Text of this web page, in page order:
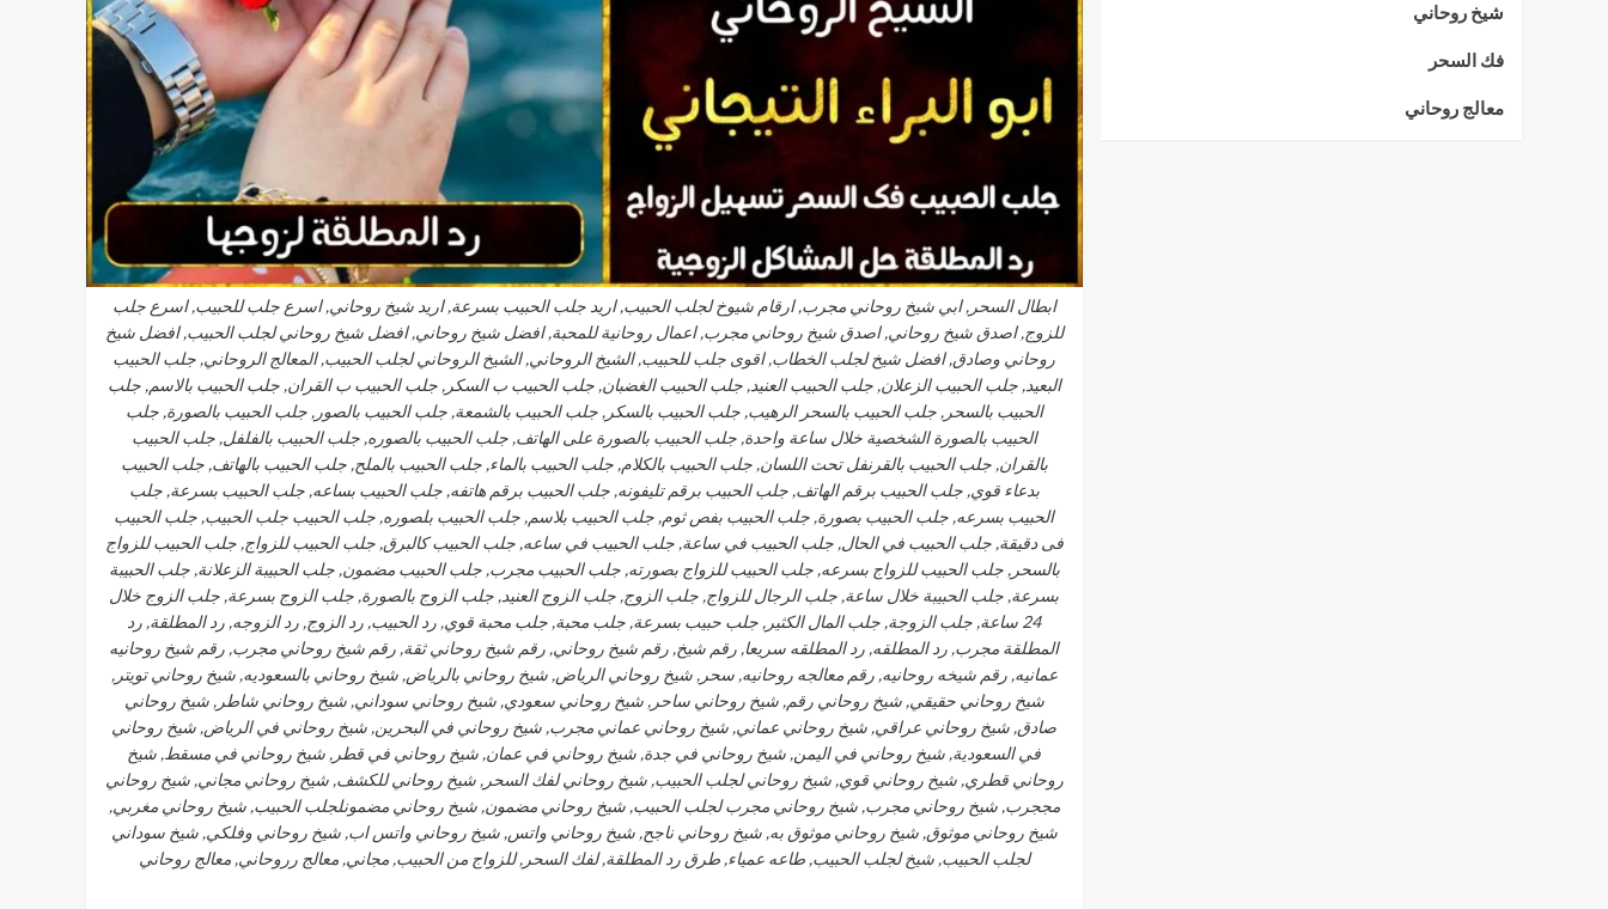
ابطال السحر, ابي شيخ روحاني مجرب, ارقام شيوخ لجلب الحبيب, اريد جلب الحبيب بسرعة, اريد شيخ روحاني, اسرع جلب للحبيب, اسرع جلب
للزوج, اصدق شيخ روحاني, اصدق شيخ روحاني مجرب, اعمال روحانية للمحبة, افضل شيخ روحاني, افضل شيخ روحاني لجلب الحبيب, افضل شيخ
روحاني وصادق, افضل شيخ لجلب الخطاب, اقوى جلب للحبيب, الشيخ الروحاني, الشيخ الروحاني لجلب الحبيب, المعالج الروحاني, جلب الحبيب
البعيد, جلب الحبيب الزعلان, جلب الحبيب العنيد, جلب الحبيب الغضبان, جلب الحبيب ب السكر, جلب الحبيب ب القران, جلب الحبيب بالاسم, جلب
الحبيب بالسحر, جلب الحبيب بالسحر الرهيب, جلب الحبيب بالسكر, جلب الحبيب بالشمعة, جلب الحبيب بالصور, جلب الحبيب بالصورة, جلب
الحبيب بالصورة الشخصية خلال ساعة واحدة, جلب الحبيب بالصورة على الهاتف, جلب الحبيب بالصوره, جلب الحبيب بالفلفل, جلب الحبيب
بالقران, جلب الحبيب بالقرنفل تحت اللسان, جلب الحبيب بالكلام, جلب الحبيب بالماء, جلب الحبيب بالملح, جلب الحبيب بالهاتف, جلب الحبيب
بدعاء قوي, جلب الحبيب برقم الهاتف, جلب الحبيب برقم تليفونه, جلب الحبيب برقم هاتفه, جلب الحبيب بساعه, جلب الحبيب بسرعة, جلب
الحبيب بسرعه, جلب الحبيب بصورة, جلب الحبيب بفص ثوم, جلب الحبيب بلاسم, جلب الحبيب بلصوره, جلب الحبيب جلب الحبيب, جلب الحبيب
فى دقيقة, جلب الحبيب في الحال, جلب الحبيب في ساعة, جلب الحبيب في ساعه, جلب الحبيب كالبرق, جلب الحبيب للزواج, جلب الحبيب للزواج
بالسحر, جلب الحبيب للزواج بسرعه, جلب الحبيب للزواج بصورته, جلب الحبيب مجرب, جلب الحبيب مضمون, جلب الحبيبة الزعلانة, جلب الحبيبة
بسرعة, جلب الحبيبة خلال ساعة, جلب الرجال للزواج, جلب الزوج, جلب الزوج العنيد, جلب الزوج بالصورة, جلب الزوج بسرعة, جلب الزوج خلال
24 ساعة, جلب الزوجة, جلب المال الكثير, جلب حبيب بسرعة, جلب محبة, جلب محبة قوي, رد الحبيب, رد الزوج, رد الزوجه, رد المطلقة, رد
المطلقة مجرب, رد المطلقه, رد المطلقه سريعا, رقم شيخ, رقم شيخ روحاني, رقم شيخ روحاني ثقة, رقم شيخ روحاني مجرب, رقم شيخ روحانيه
عمانيه, رقم شيخه روحانيه, رقم معالجه روحانيه, سحر, شيخ روحاني الرياض, شيخ روحاني بالرياض, شيخ روحاني بالسعوديه, شيخ روحاني تويتر,
شيخ روحاني حقيقي, شيخ روحاني رقم, شيخ روحاني ساحر, شيخ روحاني سعودي, شيخ روحاني سوداني, شيخ روحاني شاطر, شيخ روحاني
صادق, شيخ روحاني عراقي, شيخ روحاني عماني, شيخ روحاني عماني مجرب, شيخ روحاني في البحرين, شيخ روحاني في الرياض, شيخ روحاني
في السعودية, شيخ روحاني في اليمن, شيخ روحاني في جدة, شيخ روحاني في عمان, شيخ روحاني في قطر, شيخ روحاني في مسقط, شيخ
روحاني قطري, شيخ روحاني قوي, شيخ روحاني لجلب الحبيب, شيخ روحاني لفك السحر, شيخ روحاني للكشف, شيخ روحاني مجاني, شيخ روحاني
مججرب, شيخ روحاني مجرب, شيخ روحاني مجرب لجلب الحبيب, شيخ روحاني مضمون, شيخ روحاني مضمونلجلب الحبيب, شيخ روحاني مغربي,
شيخ روحاني موثوق, شيخ روحاني موثوق به, شيخ روحاني ناجح, شيخ روحاني واتس, شيخ روحاني واتس اب, شيخ روحاني وفلكي, شيخ سوداني
لجلب الحبيب, شيخ لجلب الحبيب, طاعه عمياء, طرق رد المطلقة, لفك السحر, للزواج من الحبيب, مجاني, معالج رروحاني, معالج روحاني
شيخ روحاني
فك السحر
معالج روحاني